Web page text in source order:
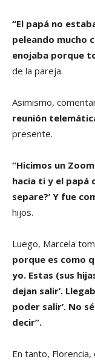
“El papá no
peleando mucho
enojaba porque
de la pareja.
Asimismo,
reunión
presente.
“Hicimos un
hacia ti y el papá
separe?’ Y fue
hijos.
Luego, Marcela
porque es como
yo. Estas (sus
dejan salir’.
poder salir’. No
decir”.
En tanto,